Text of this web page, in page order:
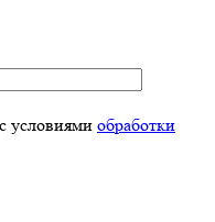
условиями обработки